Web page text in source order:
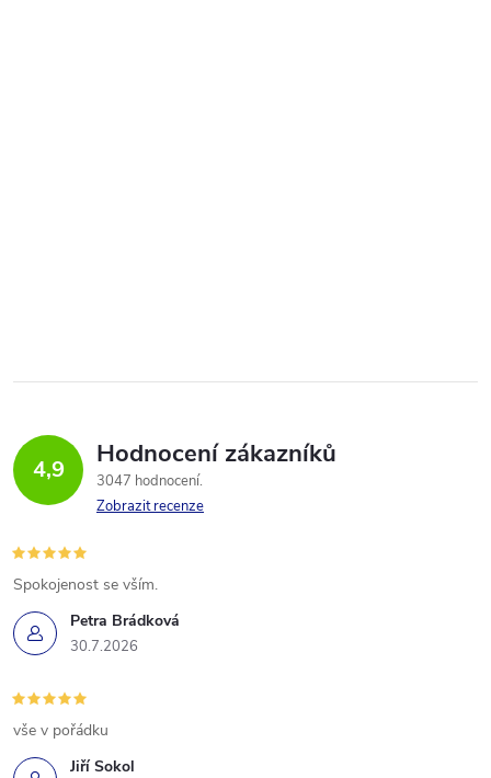
4,9 Hodnocení zákazníků
3047 hodnocení
Zobrazit recenze
Petra Brádková
30.7.2026
Spokojenost se vším.
Jiří Sokol
vše v pořádku